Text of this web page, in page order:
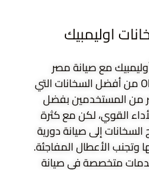
اوليمبيك
مع صيانة مصر
تُعد Olympic Electric من أفضل السخانات التي
من المستخدمين بفضل
القوي، لكن مع كثرة
إلى صيانة دورية
وتجنب الأعطال المفاجئة.
متخصصة في صيانة